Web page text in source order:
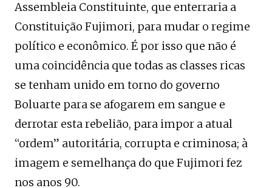
Assembleia Constituinte, que enterraria a
Constituição Fujimori, para mudar o regime
político e econômico. É por isso que não é
uma coincidência que todas as classes ricas
se tenham unido em torno do governo
Boluarte para se afogarem em sangue e
derrotar esta rebelião, para impor a atual
“ordem” autoritária, corrupta e criminosa; à
imagem e semelhança do que Fujimori fez
nos anos 90.